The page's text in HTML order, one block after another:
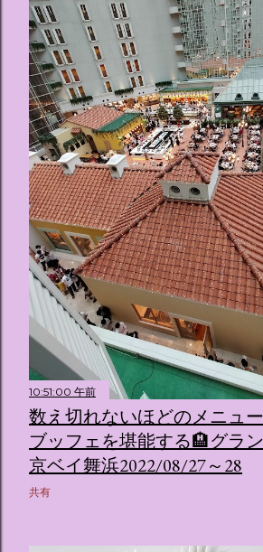
10:51:00 午前
数え切れないほどのメニュ
ブッフェを堪能する🏨グラ
京ベイ舞浜2022/08/27～28
共有